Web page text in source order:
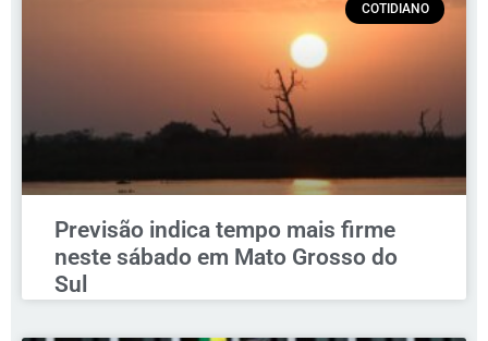
COTIDIANO
Previsão indica tempo mais firme
neste sábado em Mato Grosso do
Sul